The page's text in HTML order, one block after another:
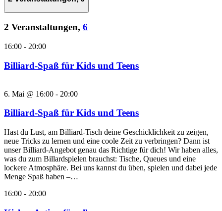
2 Veranstaltungen, 6
16:00 - 20:00
Billiard-Spaß für Kids und Teens
6. Mai @ 16:00 - 20:00
Billiard-Spaß für Kids und Teens
Hast du Lust, am Billiard-Tisch deine Geschicklichkeit zu zeigen,
neue Tricks zu lernen und eine coole Zeit zu verbringen? Dann ist
unser Billiard-Angebot genau das Richtige für dich! Wir haben alles,
was du zum Billardspielen brauchst: Tische, Queues und eine
lockere Atmosphäre. Bei uns kannst du üben, spielen und dabei jede
Menge Spaß haben –…
16:00 - 20:00